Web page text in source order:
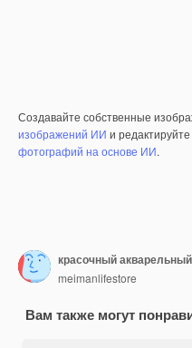
Создавайте собственные
изображений ИИ и
фотографий на основе ИИ.
красочный
meimanlifestore
Вам также могут